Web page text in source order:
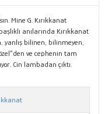
Mine G. Kırıkkanat
anılarında Kırıkkanat
yanlış bilinen, bilinmeyen,
ve cephenin tam
Cin lambadan çıktı.